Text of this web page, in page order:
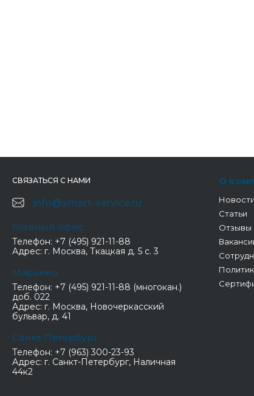
СВЯЗАТЬСЯ С НАМИ
info@smart-service.ru
Главный офис
Телефон: +7 (495) 921-11-88
Адрес: г. Москва, Ткацкая д. 5 с. 3
Марьино
Телефон: +7 (495) 921-11-88 (многокан.)
доб. 022
Адрес: г. Москва, Новочеркасский
бульвар, д. 41
Санкт-Петербург
Телефон: +7 (963) 300-23-93
Адрес: г. Санкт-Петербург, Наличная
44к2
О
Новости
Статьи
Отзывы